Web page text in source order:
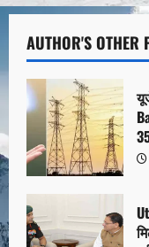
AUTHOR'S OTHER